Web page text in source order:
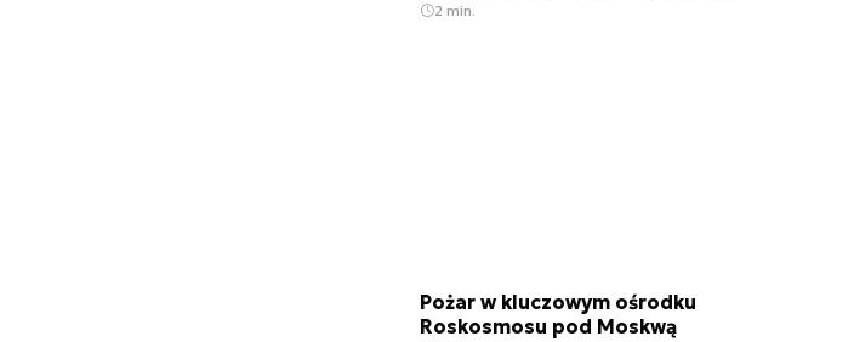
2 min.
Pożar w kluczowym ośrodku
Roskosmosu pod Moskwą